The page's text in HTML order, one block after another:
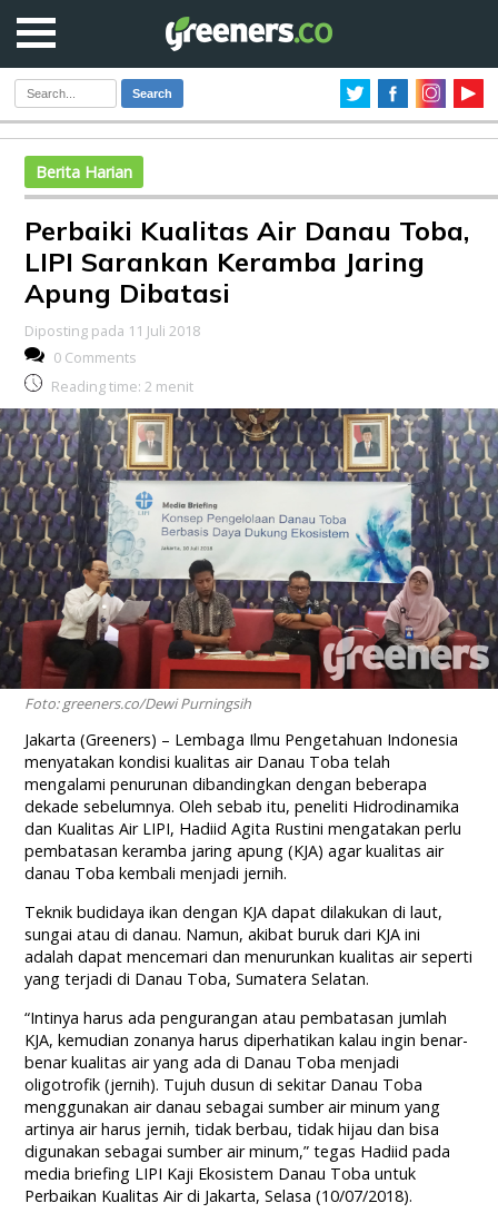
Search
Berita Harian
Perbaiki Kualitas Air Danau Toba,
LIPI Sarankan Keramba Jaring
Apung Dibatasi
Diposting pada 11 Juli 2018
0 Comments
Reading time: 2 menit
Foto: greeners.co/Dewi Purningsih
Jakarta (Greeners) – Lembaga Ilmu Pengetahuan Indonesia
menyatakan kondisi kualitas air Danau Toba telah
mengalami penurunan dibandingkan dengan beberapa
dekade sebelumnya. Oleh sebab itu, peneliti Hidrodinamika
dan Kualitas Air LIPI, Hadiid Agita Rustini mengatakan perlu
pembatasan keramba jaring apung (KJA) agar kualitas air
danau Toba kembali menjadi jernih.
Teknik budidaya ikan dengan KJA dapat dilakukan di laut,
sungai atau di danau. Namun, akibat buruk dari KJA ini
adalah dapat mencemari dan menurunkan kualitas air seperti
yang terjadi di Danau Toba, Sumatera Selatan.
“Intinya harus ada pengurangan atau pembatasan jumlah
KJA, kemudian zonanya harus diperhatikan kalau ingin benar-
benar kualitas air yang ada di Danau Toba menjadi
oligotrofik (jernih). Tujuh dusun di sekitar Danau Toba
menggunakan air danau sebagai sumber air minum yang
artinya air harus jernih, tidak berbau, tidak hijau dan bisa
digunakan sebagai sumber air minum,” tegas Hadiid pada
media briefing LIPI Kaji Ekosistem Danau Toba untuk
Perbaikan Kualitas Air di Jakarta, Selasa (10/07/2018).